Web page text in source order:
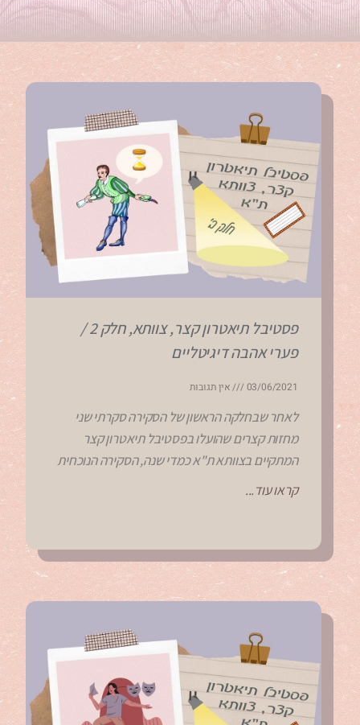
פסטיבל תיאטרון קצר, צוותא, חלק 2 /
פערי אהבה דיגיטליים
03/06/2021 אין תגובות
לאחר שבחלקה הראשון של הסקירה סקרתי שני
מחזות קצרים שהועלו בפסטיבל תיאטרון קצר
המתקיים בצוותא ת"א כמדי שנה, הסקירה הנוכחית
קראו עוד...